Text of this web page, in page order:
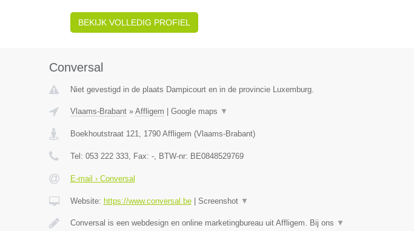
BEKIJK VOLLEDIG PROFIEL
Conversal
Niet gevestigd in de plaats Dampicourt en in de provincie Luxemburg.
Vlaams-Brabant» Affligem Google maps ▼
Boekhoutstraat 121, 1790 Affligem (Vlaams-Brabant)
Tel: 053 222 333, Fax: -, BTW-nr: BE0848529769
E-mail › Conversal
Website: https://www.conversal.be| Screenshot ▼
Conversal is een webdesign en online marketingbureau uit Affligem. Bij ons ▼